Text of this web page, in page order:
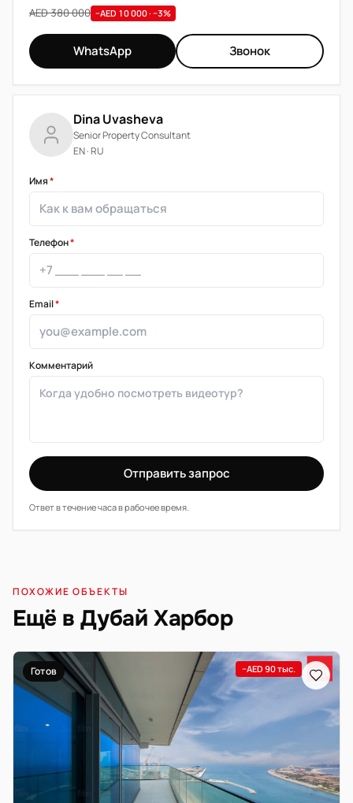
AED 380 000 −AED 10 000 · −3%
WhatsApp Звонок
Dina Uvasheva
Senior Property Consultant
EN · RU
Имя*
Телефон*
Email*
Комментарий
Отправить запрос
Ответ в течение часа в рабочее время.
ПОХОЖИЕ ОБЪЕКТЫ
Ещё в Дубай Харбор
Готов −AED 90 тыс.